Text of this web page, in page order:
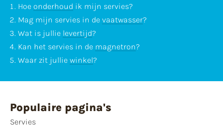
Hoe onderhoud ik mijn servies?
Mag mijn servies in de vaatwasser?
Wat is jullie levertijd?
Kan het servies in de magnetron?
Waar zit jullie winkel?
Populaire pagina's
Servies